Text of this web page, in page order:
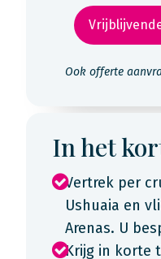
Ook offerte
In het
Vertrek per
Ushuaia en
Arenas. U
Krijg in korte